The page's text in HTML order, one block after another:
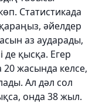
Статистикада
әйелдер
аз аударады,
де қысқа. Егер
жасында келсе,
Ал дәл сол
онда 38 жыл.